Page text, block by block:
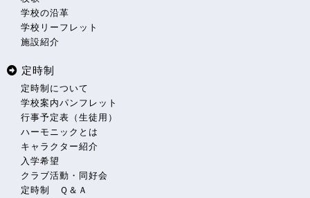
学校の沿革
学校リーフレット
施設紹介
定時制
定時制について
学校案内パンフレット
行事予定表（生徒用）
ハーモニックとは
キャラクター紹介
入学希望
クラブ活動・同好会
定時制 Ｑ＆Ａ